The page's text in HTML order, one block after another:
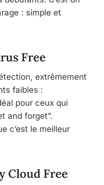
: simple et
Free
extrêmement
faibles :
pour ceux qui
and forget”.
c’est le meilleur
Cloud Free